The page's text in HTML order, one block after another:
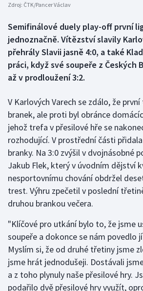
Biatlon
Boby a skeleton
Box
Curling
Dostihy
Florbal
Futsal
Gymnastika
Házená
Jezdectví
Judo
Aplikace ČT sport
AZ kvíz
Zdroj: ČTK/Pancer Václav
Semifinálové duely play-off první
jednoznačně. Vítězství slavily
přehrály Slavii jasně 4:0, a také
práci, když své soupeře z Českých
až v prodloužení 3:2.
V Karlových Varech se zdálo, že
branek, ale proti byl obránce
jehož trefa v přesilové hře se
rozhodující. V prostřední části
branky. Na 3:0 zvýšil v dvojnásobné
Jakub Flek, který v úvodním dějství
nesportovnímu chování obdržel
trest. Výhru zpečetil v poslední
druhou brankou večera.
"Klíčové pro utkání bylo to, že jsme
soupeře a dokonce se nám povedlo
Myslím si, že od druhé třetiny jsme
jsme hrát jednodušeji. Dostávali
a z toho plynuly naše přesilové hry.
podařilo dvě přesilové hry využít,